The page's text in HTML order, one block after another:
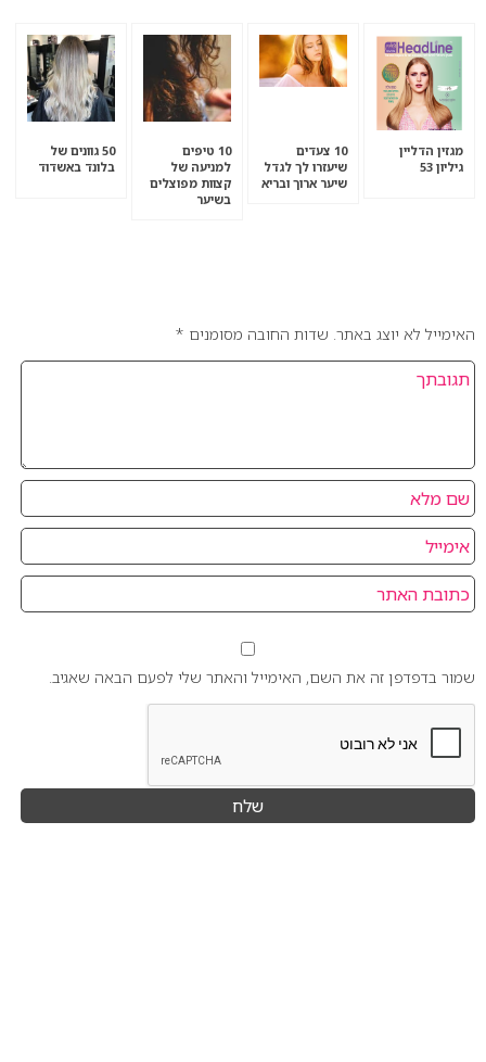
מגזין הדליין
גיליון 53
10 צעדים
שיעזרו לך לגדל
שיער ארוך ובריא
10 טיפים
למניעה של
קצוות מפוצלים
בשיער
50 גוונים של
בלונד באשדוד
האימייל לא יוצג באתר. שדות החובה מסומנים *
שמור בדפדפן זה את השם, האימייל והאתר שלי לפעם הבאה שאגיב.